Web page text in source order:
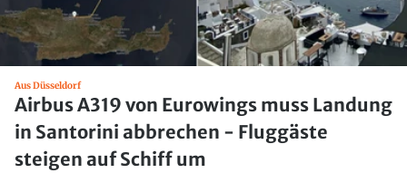
Aus Düsseldorf
Airbus A319 von Eurowings muss Landung
in Santorini abbrechen - Fluggäste
steigen auf Schiff um